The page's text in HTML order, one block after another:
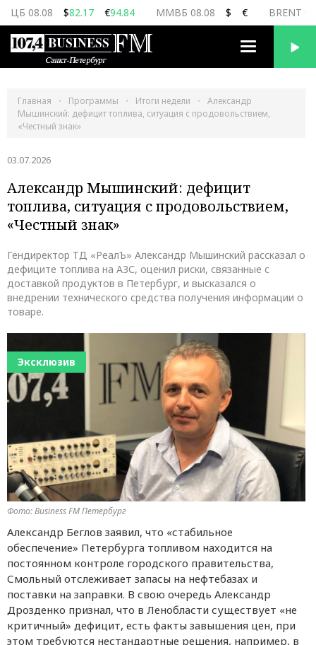
ЦБ 08.08 $82.17 €94.84 ММВБ 08.08 $ € BRENT
Переключить
Главная Программы Итоги недели
Александр
Мышинский: дефицит топлива, ситуация с продовольствием,
«Честный знак»
03.07.2026
Александр Мышинский: дефицит
топлива, ситуация с продовольствием,
«Честный знак»
Гендиректор ТД «РеалЪ» Александр Мышинский рассказал о
дефиците топлива на АЗС, оценил риски, связанные с
доставкой продуктов в Петербург, и высказался о
внедрении технического средства получения информации о
товаре.
Эксклюзив
Фото: Business FM Петербург
Александр Беглов заявил, что «стабильное
обеспечение» Петербурга топливом находится на
постоянном контроле городского правительства,
Смольный отслеживает запасы на нефтебазах и
поставки на заправки. В свою очередь Александр
Дрозденко признал, что в Ленобласти существует «не
критичный» дефицит, есть факты завышения цен, при
этом требуются нестандартные решения, например, в